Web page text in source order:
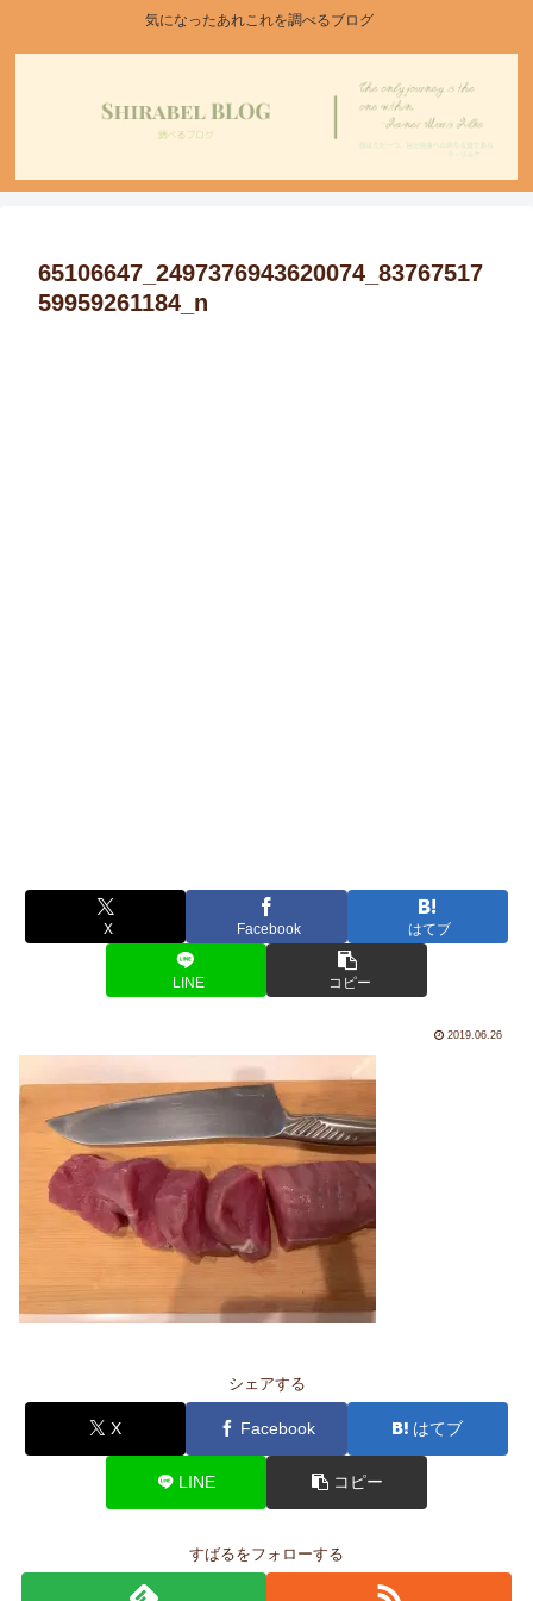
気になったあれこれを調べるブログ
65106647_2497376943620074_83767517
59959261184_n
X Facebook はてブ
LINE コピー
2019.06.26
シェアする
X Facebook はてブ
LINE コピー
すばるをフォローする